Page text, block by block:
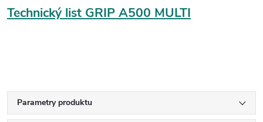
Technický list GRIP A500 MULTI
Parametry produktu